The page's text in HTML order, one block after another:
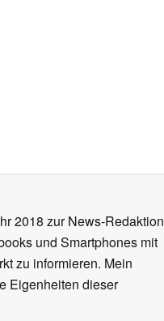
2018 zur News-Redaktion
und Smartphones mit
zu informieren. Mein
Eigenheiten dieser